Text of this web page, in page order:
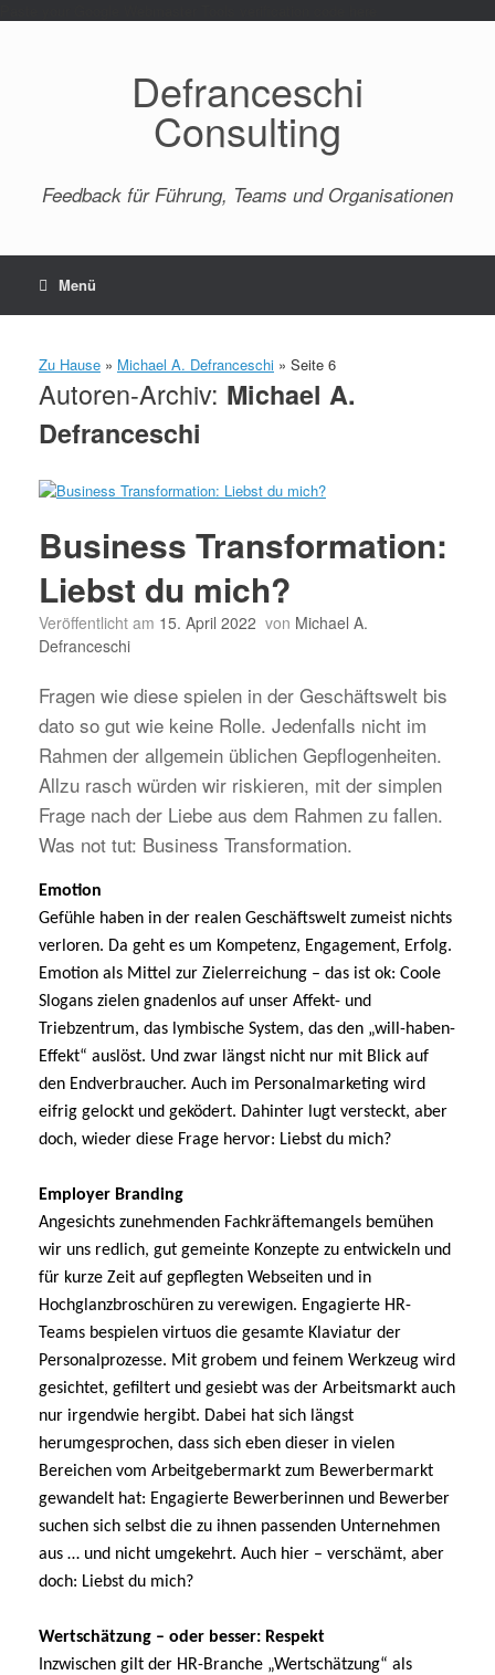
Defranceschi
Consulting
Feedback für Führung, Teams und Organisationen
Menü
Zu Hause » Michael A. Defranceschi » Seite 6
Autoren-Archiv: Michael A.
Defranceschi
Business Transformation:
Liebst du mich?
Veröffentlicht am 15. April 2022 von Michael A.
Defranceschi
Fragen wie diese spielen in der Geschäftswelt bis
dato so gut wie keine Rolle. Jedenfalls nicht im
Rahmen der allgemein üblichen Gepflogenheiten.
Allzu rasch würden wir riskieren, mit der simplen
Frage nach der Liebe aus dem Rahmen zu fallen.
Was not tut: Business Transformation.
Emotion
Gefühle haben in der realen Geschäftswelt zumeist nichts
verloren. Da geht es um Kompetenz, Engagement, Erfolg.
Emotion als Mittel zur Zielerreichung – das ist ok: Coole
Slogans zielen gnadenlos auf unser Affekt- und
Triebzentrum, das lymbische System, das den „will-haben-
Effekt“ auslöst. Und zwar längst nicht nur mit Blick auf
den Endverbraucher. Auch im Personalmarketing wird
eifrig gelockt und geködert. Dahinter lugt versteckt, aber
doch, wieder diese Frage hervor: Liebst du mich?
Employer Branding
Angesichts zunehmenden Fachkräftemangels bemühen
wir uns redlich, gut gemeinte Konzepte zu entwickeln und
für kurze Zeit auf gepflegten Webseiten und in
Hochglanzbroschüren zu verewigen. Engagierte HR-
Teams bespielen virtuos die gesamte Klaviatur der
Personalprozesse. Mit grobem und feinem Werkzeug wird
gesichtet, gefiltert und gesiebt was der Arbeitsmarkt auch
nur irgendwie hergibt. Dabei hat sich längst
herumgesprochen, dass sich eben dieser in vielen
Bereichen vom Arbeitgebermarkt zum Bewerbermarkt
gewandelt hat: Engagierte Bewerberinnen und Bewerber
suchen sich selbst die zu ihnen passenden Unternehmen
aus … und nicht umgekehrt. Auch hier – verschämt, aber
doch: Liebst du mich?
Wertschätzung – oder besser: Respekt
Inzwischen gilt der HR-Branche „Wertschätzung“ als